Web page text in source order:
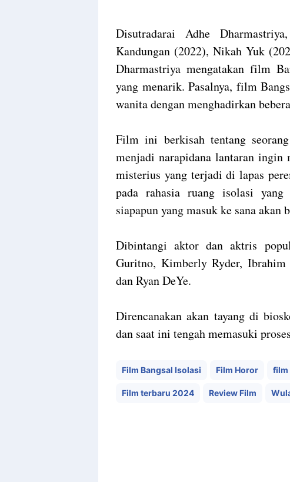
Disutradarai Adhe
Kandungan (2022), Nikah Yuk
Dharmastriya mengatakan film
yang menarik. Pasalnya, film
wanita dengan menghadirkan
Film ini berkisah tentang
menjadi narapidana lantaran ingin
misterius yang terjadi di lapas
pada rahasia ruang isolasi
siapapun yang masuk ke sana
Dibintangi aktor dan aktris
Guritno, Kimberly Ryder, Ibrahim
dan Ryan DeYe.
Direncanakan akan tayang di
dan saat ini tengah memasuki
Film Bangsal Isolasi Film Horor film
Film terbaru 2024 Review Film